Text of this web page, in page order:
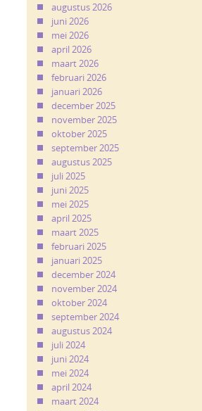
augustus 2026
juni 2026
mei 2026
april 2026
maart 2026
februari 2026
januari 2026
december 2025
november 2025
oktober 2025
september 2025
augustus 2025
juli 2025
juni 2025
mei 2025
april 2025
maart 2025
februari 2025
januari 2025
december 2024
november 2024
oktober 2024
september 2024
augustus 2024
juli 2024
juni 2024
mei 2024
april 2024
maart 2024